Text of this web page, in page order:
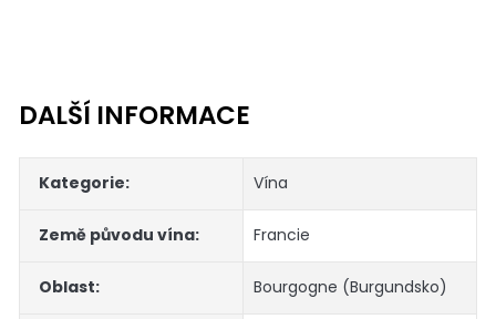
DALŠÍ INFORMACE
Kategorie: Vína
Země původu vína: Francie
Oblast: Bourgogne (Burgundsko)